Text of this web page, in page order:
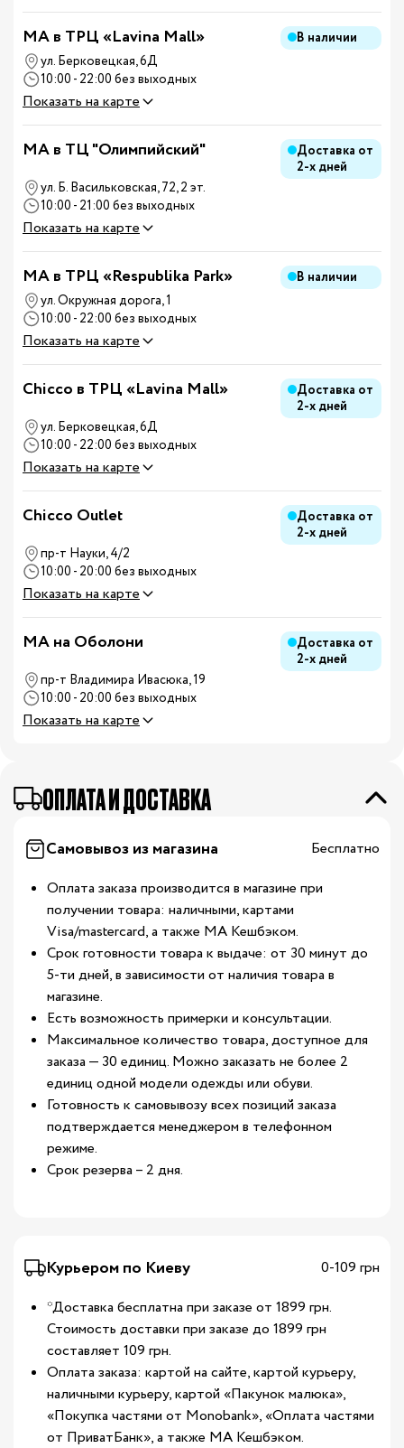
MA в ТРЦ «Lavina Mall»
В наличии
ул. Берковецкая, 6Д
10:00 - 22:00 без выходных
Показать на карте
MA в ТЦ "Олимпийский"
Доставка от
2-х дней
ул. Б. Васильковская, 72, 2 эт.
10:00 - 21:00 без выходных
Показать на карте
MA в ТРЦ «Respublika Park»
В наличии
ул. Окружная дорога, 1
10:00 - 22:00 без выходных
Показать на карте
Chicco в ТРЦ «Lavina Mall»
Доставка от
2-х дней
ул. Берковецкая, 6Д
10:00 - 22:00 без выходных
Показать на карте
Chicco Outlet
Доставка от
2-х дней
пр-т Науки, 4/2
10:00 - 20:00 без выходных
Показать на карте
MA на Оболони
Доставка от
2-х дней
пр-т Владимира Ивасюка, 19
10:00 - 20:00 без выходных
Показать на карте
ОПЛАТА И ДОСТАВКА
Самовывоз из магазина
Бесплатно
Оплата заказа производится в магазине при
получении товара: наличными, картами
Visa/mastercard, а также МА Кешбэком.
Срок готовности товара к выдаче: от 30 минут до
5-ти дней, в зависимости от наличия товара в
магазине.
Есть возможность примерки и консультации.
Максимальное количество товара, доступное для
заказа — 30 единиц. Можно заказать не более 2
единиц одной модели одежды или обуви.
Готовность к самовывозу всех позиций заказа
подтверждается менеджером в телефонном
режиме.
Срок резерва – 2 дня.
Курьером по Киеву
0-109 грн
*Доставка бесплатна при заказе от 1899 грн.
Стоимость доставки при заказе до 1899 грн
составляет 109 грн.
Оплата заказа: картой на сайте, картой курьеру,
наличными курьеру, картой «Пакунок малюка»,
«Покупка частями от Monobank», «Оплата частями
от ПриватБанк», а также МА Кешбэком.